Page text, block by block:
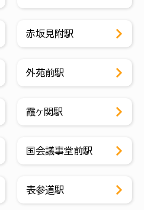
赤坂見附駅
外苑前駅
霞ヶ関駅
国会議事堂前駅
表参道駅